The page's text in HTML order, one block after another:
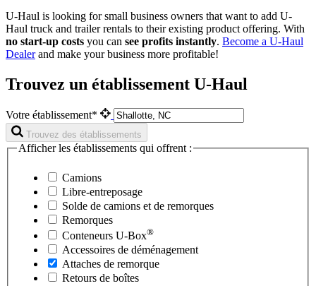
U-Haul is looking for small business owners that want to add U-
Haul truck and trailer rentals to their existing product offering. With
no start-up costs you can see profits instantly. Become a U-Haul
Dealerand make your business more profitable!
Trouvez un établissement U-Haul
Votre établissement*
Trouvez des établissements
Afficher les établissements qui offrent :
Camions
Libre-entreposage
Solde de camions et de remorques
Remorques
Conteneurs U-Box®
Accessoires de déménagement
Attaches de remorque
Retours de boîtes